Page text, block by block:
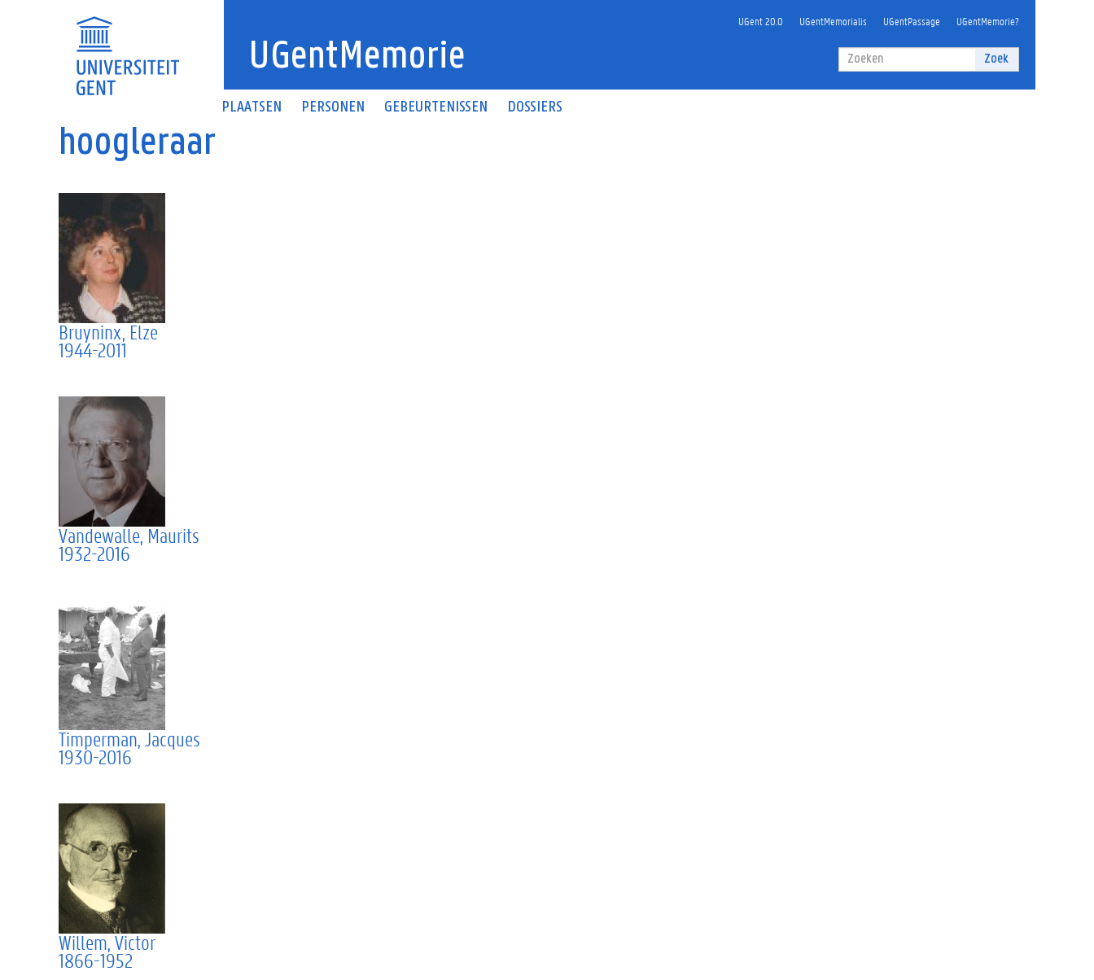
UGentMemorie Zoekveld Zoek
Zoeken
UGent 20.0 UGentMemorialis UGentPassage UGentMemorie?
PLAATSEN PERSONEN GEBEURTENISSEN DOSSIERS
hoogleraar
Bruyninx, Elze
1944-2011
Vandewalle, Maurits
1932-2016
Timperman, Jacques
1930-2016
Willem, Victor
1866-1952